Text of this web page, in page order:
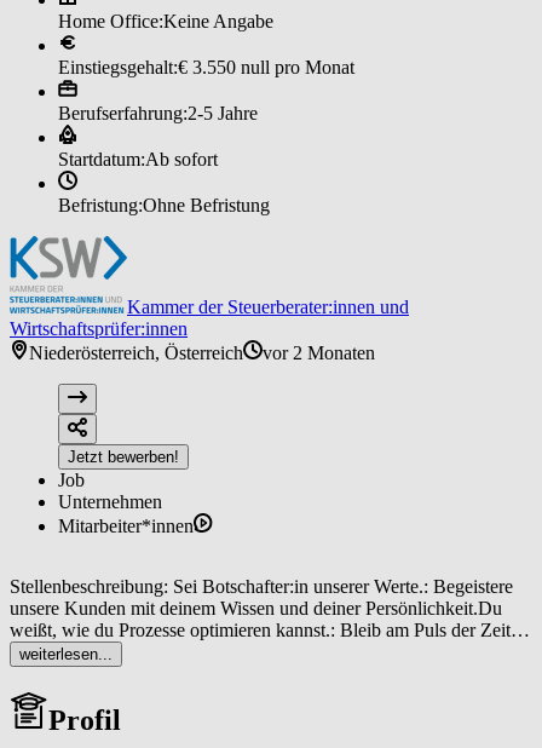
Home Office:Keine Angabe
Einstiegsgehalt:€ 3.550 null pro Monat
Berufserfahrung:2-5 Jahre
Startdatum:Ab sofort
Befristung:Ohne Befristung
Kammer der Steuerberater:innen und
Wirtschaftsprüfer:innen
Niederösterreich, Österreich
vor 2 Monaten
Jetzt bewerben!
Job
Unternehmen
Mitarbeiter*innen
Stellenbeschreibung: Sei Botschafter:in unserer Werte.: Begeistere
unsere Kunden mit deinem Wissen und deiner Persönlichkeit.Du
weißt, wie du Prozesse optimieren kannst.: Bleib am Puls der Zeit
und entwickle dich stetig weiter.: Unterstütze unsere Klienten mit
deinem Fachwissen und deiner Expertise.Prüfe und überarbeite
Jahresabschlüsse mit einem scharfen Blick fürs Detail.: Teile dein
Wissen und positioniere dich als Expert:in in der Branche.:
weiterlesen...
Profil